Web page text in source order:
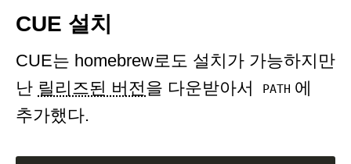
CUE 설치
CUE는 homebrew로도 설치가 가능하지만
난 릴리즈된 버전을 다운받아서 PATH 에
추가했다.